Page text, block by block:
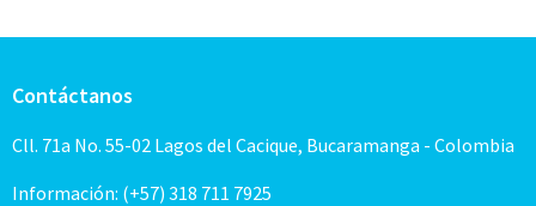
Contáctanos
Cll. 71a No. 55-02 Lagos del Cacique, Bucaramanga - Colombia
Información: (+57) 318 711 7925